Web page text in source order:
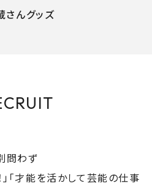
さんグッズ
問わず
「才能を活かして芸能の仕事